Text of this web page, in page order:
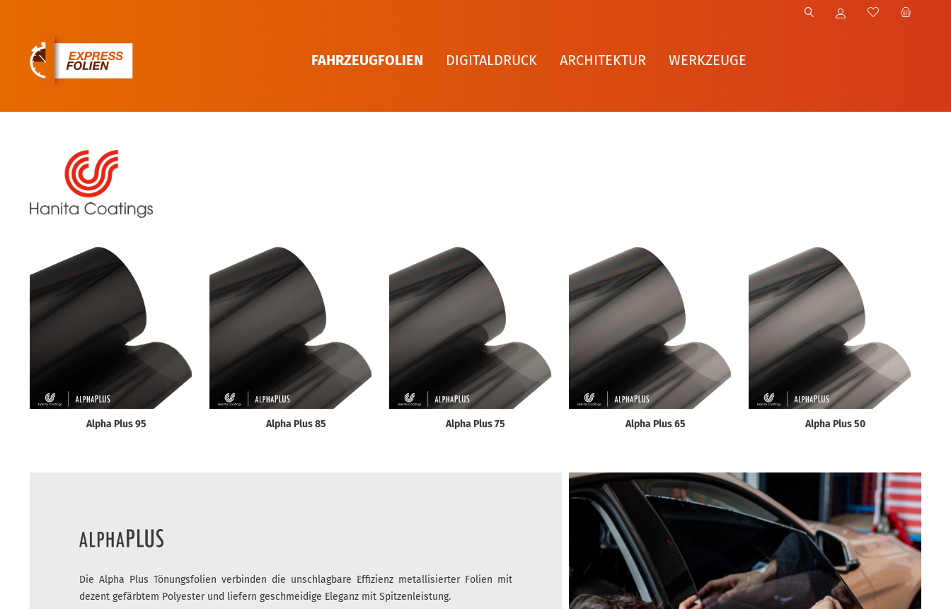
FAHRZEUGFOLIEN DIGITALDRUCK ARCHITEKTUR WERKZEUGE
Die Alpha Plus Tönungsfolien verbinden die unschlagbare Effizienz metallisierter Folien mit
dezent gefärbtem Polyester und liefern geschmeidige Eleganz mit Spitzenleistung.
Alpha Plus 50
Alpha Plus 65
Alpha Plus 85 Alpha Plus 75
Alpha Plus 95